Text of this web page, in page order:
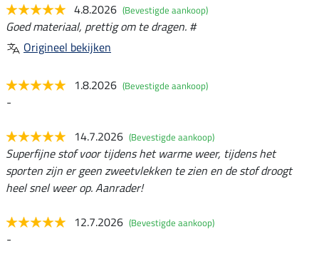
4.8.2026 (Bevestigde aankoop)
Goed materiaal, prettig om te dragen. #
Origineel bekijken
1.8.2026 (Bevestigde aankoop)
-
14.7.2026 (Bevestigde aankoop)
Superfijne stof voor tijdens het warme weer, tijdens het
sporten zijn er geen zweetvlekken te zien en de stof droogt
heel snel weer op. Aanrader!
12.7.2026 (Bevestigde aankoop)
-